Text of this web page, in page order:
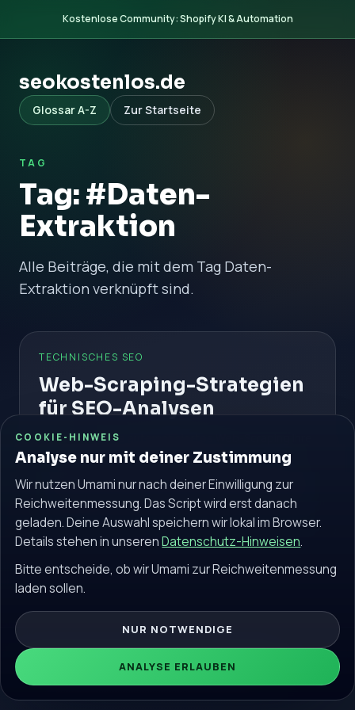
Kostenlose Community: Shopify KI & Automation
seokostenlos.de
Glossar A-Z Zur Startseite
TAG
Tag: #Daten-
Extraktion
Alle Beiträge, die mit dem Tag Daten-
Extraktion verknüpft sind.
TECHNISCHES SEO
Web-Scraping-Strategien
für SEO-Analysen
Erfahren Sie, wie automatisiertes Web-Scraping Ihre
SEO-Analysen revolutionieren kann.
#Web-Scraping #SEO-Analysen #Daten-Extraktion
Weiterlesen
© 2026 seokostenlos.de. Alle Rechte vorbehalten.
Community
COOKIE-HINWEIS
Analyse nur mit deiner Zustimmung
Wir nutzen Umami nur nach deiner Einwilligung zur
Reichweitenmessung. Das Script wird erst danach
geladen. Deine Auswahl speichern wir lokal im Browser.
Details stehen in unserenDatenschutz-Hinweisen.
Bitte entscheide, ob wir Umami zur Reichweitenmessung
laden sollen.
NUR NOTWENDIGE
ANALYSE ERLAUBEN